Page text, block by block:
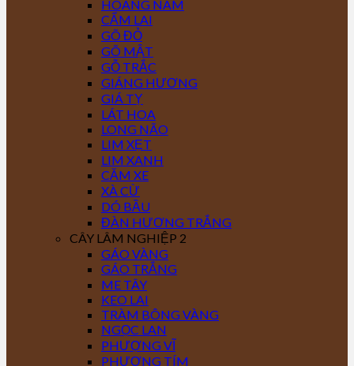
HOÀNG NAM
CẨM LAI
GÕ ĐỎ
GÕ MẬT
GỖ TRẮC
GIÁNG HƯƠNG
GIÁ TỴ
LÁT HOA
LONG NÃO
LIM XẸT
LIM XANH
CĂM XE
XÀ CỪ
DÓ BẦU
ĐÀN HƯƠNG TRẮNG
CÂY LÂM NGHIỆP 2
GÁO VÀNG
GÁO TRẮNG
ME TÂY
KEO LAI
TRÀM BÔNG VÀNG
NGỌC LAN
PHƯỢNG VĨ
PHƯỢNG TÍM